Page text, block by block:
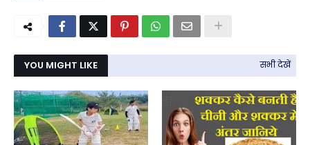
YOU MIGHT LIKE सभी देखें